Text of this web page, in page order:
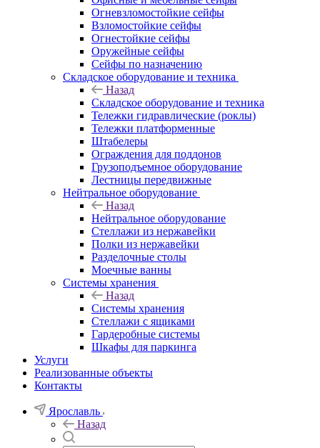
Огневзломостойкие сейфы
Взломостойкие сейфы
Огнестойкие сейфы
Оружейные сейфы
Сейфы по назначению
Складское оборудование и техника
Назад
Складское оборудование и техника
Тележки гидравлические (роклы)
Тележки платформенные
Штабелеры
Ограждения для поддонов
Грузоподъемное оборудование
Лестницы передвижные
Нейтральное оборудование
Назад
Нейтральное оборудование
Стеллажи из нержавейки
Полки из нержавейки
Разделочные столы
Моечные ванны
Системы хранения
Назад
Системы хранения
Стеллажи с ящиками
Гардеробные системы
Шкафы для паркинга
Услуги
Реализованные объекты
Контакты
Ярославль
Назад